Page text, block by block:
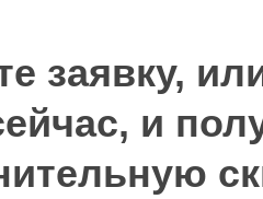
заявку,
и